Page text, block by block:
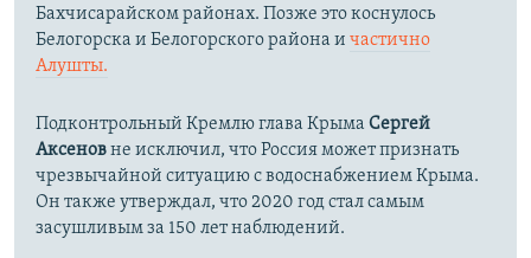
Бахчисарайском районах. Позже это коснулось
Белогорска и Белогорского района и частично
Алушты.
Подконтрольный Кремлю глава Крыма Сергей
Аксеновне исключил, что Россия может признать
чрезвычайной ситуацию с водоснабжением Крыма.
Он также утверждал, что 2020 год стал самым
засушливым за 150 лет наблюдений.​